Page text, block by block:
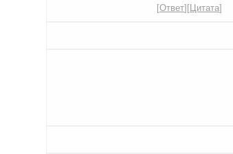
[Ответ][Цитата]